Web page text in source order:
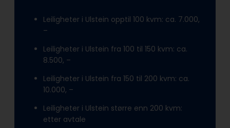
Leiligheter i Ulstein opptil 100 kvm: ca. 7.000,
–
Leiligheter i Ulstein fra 100 til 150 kvm: ca.
8.500, –
Leiligheter i Ulstein fra 150 til 200 kvm: ca.
10.000, –
Leiligheter i Ulstein større enn 200 kvm:
etter avtale